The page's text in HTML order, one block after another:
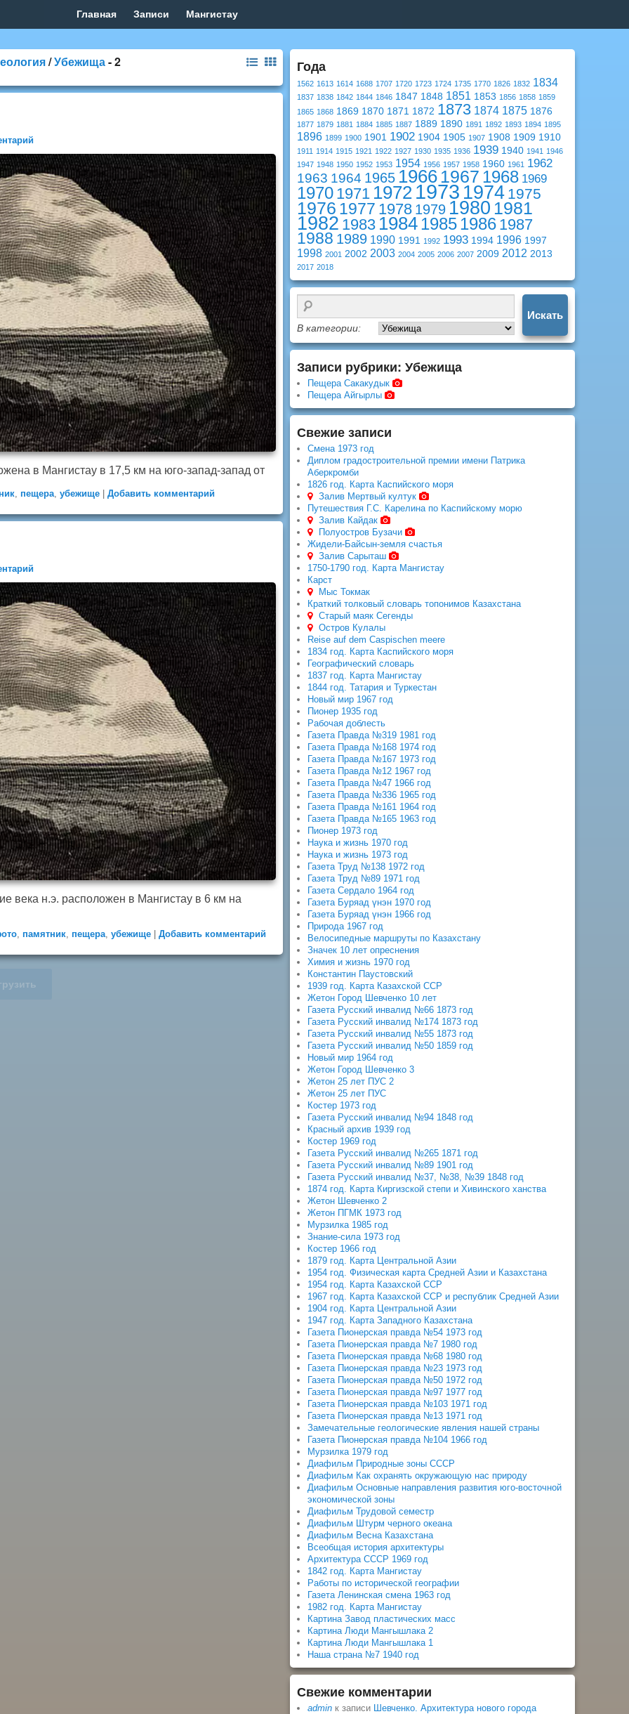
Главная Записи Мангистау
/Убежища- 2
в Мангистау в 17,5 км на юго-запад-запад от
, пещера, убежище Добавить комментарий
века н.э. расположен в Мангистау в 6 км на
, памятник, пещера, убежище Добавить комментарий
Года
1562 1613 1614 1688 1707 1720 1723 1724 1735 1770 1826 1832 1834
1837 1838 1842 1844 1846 1847 1848 1851 1853 1856 1858 1859
1865 1868 1869 1870 1871 1872 1873 1874 1875 1876
1877 1879 1881 1884 1885 1887 1889 1890 1891 1892 1893 1894 1895
1896 1899 1900 1901 1902 1904 1905 1907 1908 1909 1910
1911 1914 1915 1921 1922 1927 1930 1935 1936 1939 1940 1941 1946
1947 1948 1950 1952 1953 1954 1956 1957 1958 1960 1961 1962
1963 1964 1965 1966 1967 1968 1969
1970 1971 1972 1973 1974 1975
1976 1977 1978 1979 1980 1981
1982 1983 198419851986 1987
1988 1989 1990 1991 1992 1993 1994 1996 1997
1998 2001 2002 2003 2004 2005 2006 2007 2009 2012 2013
2017 2018
В категории:
Записи рубрики: Убежища
Пещера Сакакудык
Пещера Айгырлы
Свежие записи
Смена 1973 год
Диплом градостроительной премии имени Патрика
Аберкромби
1826 год. Карта Каспийского моря
Залив Мертвый култук
Путешествия Г.С. Карелина по Каспийскому морю
Залив Кайдак
Полуостров Бузачи
Жидели-Байсын-земля счастья
Залив Сарыташ
1750-1790 год. Карта Мангистау
Карст
Мыс Токмак
Краткий толковый словарь топонимов Казахстана
Старый маяк Сегенды
Остров Кулалы
Reise auf dem Caspischen meere
1834 год. Карта Каспийского моря
Географический словарь
1837 год. Карта Мангистау
1844 год. Татария и Туркестан
Новый мир 1967 год
Пионер 1935 год
Рабочая доблесть
Газета Правда №319 1981 год
Газета Правда №168 1974 год
Газета Правда №167 1973 год
Газета Правда №12 1967 год
Газета Правда №47 1966 год
Газета Правда №336 1965 год
Газета Правда №161 1964 год
Газета Правда №165 1963 год
Пионер 1973 год
Наука и жизнь 1970 год
Наука и жизнь 1973 год
Газета Труд №138 1972 год
Газета Труд №89 1971 год
Газета Сердало 1964 год
Газета Буряад үнэн 1970 год
Газета Буряад үнэн 1966 год
Природа 1967 год
Велосипедные маршруты по Казахстану
Значек 10 лет опреснения
Химия и жизнь 1970 год
Константин Паустовский
1939 год. Карта Казахской ССР
Жетон Город Шевченко 10 лет
Газета Русский инвалид №66 1873 год
Газета Русский инвалид №174 1873 год
Газета Русский инвалид №55 1873 год
Газета Русский инвалид №50 1859 год
Новый мир 1964 год
Жетон Город Шевченко 3
Жетон 25 лет ПУС 2
Жетон 25 лет ПУС
Костер 1973 год
Газета Русский инвалид №94 1848 год
Красный архив 1939 год
Костер 1969 год
Газета Русский инвалид №265 1871 год
Газета Русский инвалид №89 1901 год
Газета Русский инвалид №37, №38, №39 1848 год
1874 год. Карта Киргизской степи и Хивинского ханства
Жетон Шевченко 2
Жетон ПГМК 1973 год
Мурзилка 1985 год
Знание-сила 1973 год
Костер 1966 год
1879 год. Карта Центральной Азии
1954 год. Физическая карта Средней Азии и Казахстана
1954 год. Карта Казахской ССР
1967 год. Карта Казахской ССР и республик Средней Азии
1904 год. Карта Центральной Азии
1947 год. Карта Западного Казахстана
Газета Пионерская правда №54 1973 год
Газета Пионерская правда №7 1980 год
Газета Пионерская правда №68 1980 год
Газета Пионерская правда №23 1973 год
Газета Пионерская правда №50 1972 год
Газета Пионерская правда №97 1977 год
Газета Пионерская правда №103 1971 год
Газета Пионерская правда №13 1971 год
Замечательные геологические явления нашей страны
Газета Пионерская правда №104 1966 год
Мурзилка 1979 год
Диафильм Природные зоны СССР
Диафильм Как охранять окружающую нас природу
Диафильм Основные направления развития юго-восточной
экономической зоны
Диафильм Трудовой семестр
Диафильм Штурм черного океана
Диафильм Весна Казахстана
Всеобщая история архитектуры
Архитектура СССР 1969 год
1842 год. Карта Мангистау
Работы по исторической географии
Газета Ленинская смена 1963 год
1982 год. Карта Мангистау
Картина Завод пластических масс
Картина Люди Мангышлака 2
Картина Люди Мангышлака 1
Наша страна №7 1940 год
Свежие комментарии
admin к записи Шевченко. Архитектура нового города